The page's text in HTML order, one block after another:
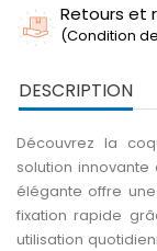
Retours et
(Condition
DESCRIPTION
Découvrez la
solution
élégante offre
fixation rapide
utilisation